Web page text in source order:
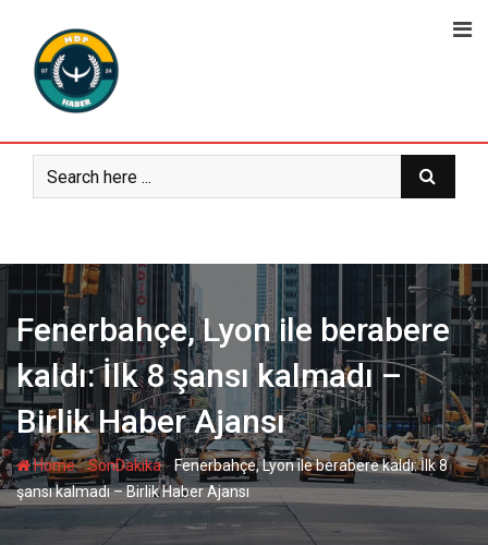
content
Fenerbahçe, Lyon ile berabere
kaldı: İlk 8 şansı kalmadı –
Birlik Haber Ajansı
Home-SonDakika- Fenerbahçe, Lyon ile berabere kaldı: İlk 8
şansı kalmadı – Birlik Haber Ajansı